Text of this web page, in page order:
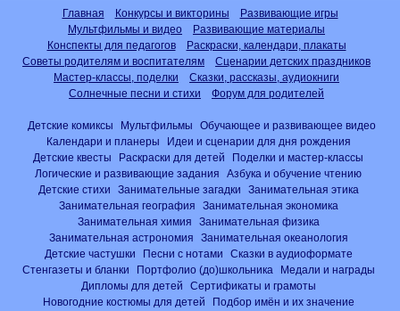
Главная Конкурсы и викторины
Развивающие игры
Мультфильмы и видео
Развивающие материалы
Конспекты для педагогов
Раскраски, календари, плакаты
Советы родителям и воспитателям
Сценарии детских праздников
Мастер-классы, поделки
Сказки, рассказы, аудиокниги
Солнечные песни и стихи
Форум для родителей
Детские комиксы Мультфильмы
Обучающее и развивающее видео
Календари и планеры
Идеи и сценарии для дня рождения
Детские квесты
Раскраски для детей
Поделки и мастер-классы
Логические и развивающие задания
Азбука и обучение чтению
Детские стихи
Занимательные загадки
Занимательная этика
Занимательная география
Занимательная экономика
Занимательная химия
Занимательная физика
Занимательная астрономия
Занимательная океанология
Детские частушки
Песни с нотами
Сказки в аудиоформате
Стенгазеты и бланки
Портфолио (до)школьника
Медали и награды
Дипломы для детей
Сертификаты и грамоты
Новогодние костюмы для детей
Подбор имён и их значение